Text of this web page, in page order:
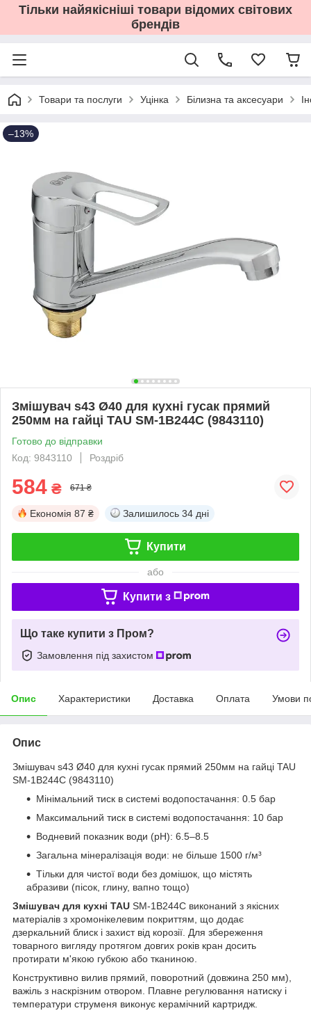
Тільки найякісніші товари відомих світових
брендів
Товари та послуги Уцінка Білизна та аксесуари
–13%
Змішувач s43 Ø40 для кухні гусак прямий
250мм на гайці TAU SM-1B244C (9843110)
Готово до відправки
Код: 9843110
Роздріб
584 ₴ 671 ₴
Економія 87 ₴ Залишилось 34 дні
Купити
або
Купити з
Що таке купити з Пром?
Замовлення під захистом
Опис Характеристики Доставка Оплата Умови
Опис
Змішувач s43 Ø40 для кухні гусак прямий 250мм на гайці TAU
SM-1B244C (9843110)
Мінімальний тиск в системі водопостачання: 0.5 бар
Максимальний тиск в системі водопостачання: 10 бар
Водневий показник води (pH): 6.5–8.5
Загальна мінералізація води: не більше 1500 г/м³
Тільки для чистої води без домішок, що містять
абразиви (пісок, глину, вапно тощо)
Змішувач для кухні TAU SM-1B244C виконаний з якісних
матеріалів з хромонікелевим покриттям, що додає
дзеркальний блиск і захист від корозії. Для збереження
товарного вигляду протягом довгих років кран досить
протирати м'якою губкою або тканиною.
Конструктивно вилив прямий, поворотний (довжина 250 мм),
важіль з наскрізним отвором. Плавне регулювання натиску і
температури струменя виконує керамічний картридж.